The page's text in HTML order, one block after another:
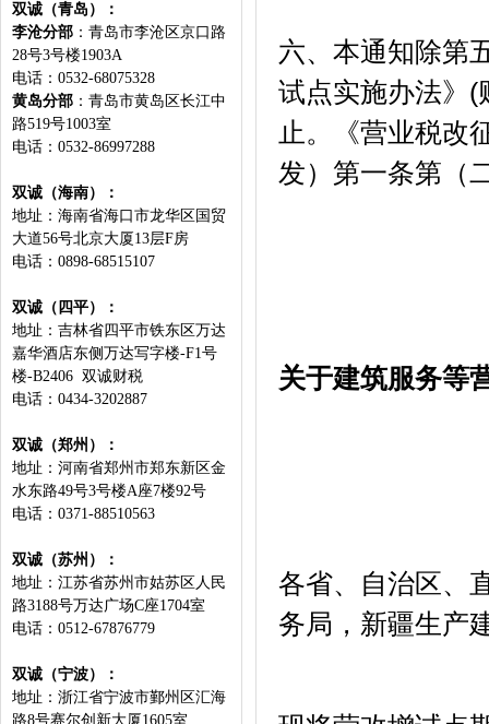
双诚（青岛）：
李沧分部 ：青岛市李沧区京口路
28号3号楼1903A
电话：0532-68075328
黄岛分部 ：青岛市黄岛区长江中
路519号1003室
电话：0532-86997288
双诚（海南）：
地址：海南省海口市龙华区国贸
大道56号北京大厦13层F房
电话：0898-68515107
双诚（四平）：
地址：吉林省四平市铁东区万达
嘉华酒店东侧万达写字楼-F1号
楼-B2406 双诚财税
电话：0434-3202887
双诚（郑州）：
地址：河南省郑州市郑东新区金
水东路49号3号楼A座7楼92号
电话：0371-88510563
双诚（苏州）：
地址：江苏省苏州市姑苏区人民
路3188号万达广场C座1704室
电话：0512-67876779
双诚（宁波）：
地址：浙江省宁波市鄞州区汇海
路8号赛尔创新大厦1605室
六、本通知除第
试点实施办法》(
止。《营业税改
发）第一条第（
关于建筑服务等
各省、自治区、
务局，新疆生产